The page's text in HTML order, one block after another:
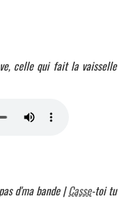
celle qui fait la vaisselle
d'ma bande |Casse-toi tu